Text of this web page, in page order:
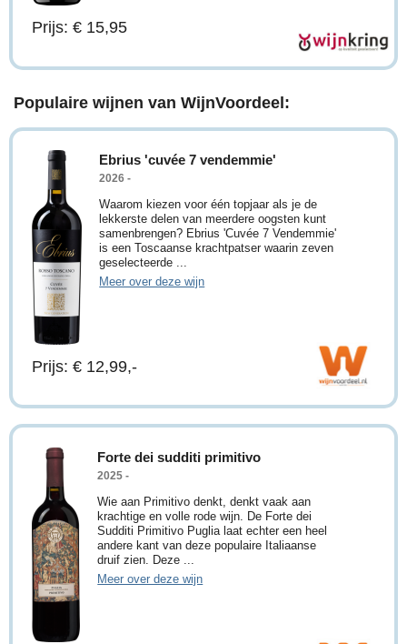
Prijs: € 15,95
Populaire wijnen van WijnVoordeel:
Ebrius 'cuvée 7 vendemmie'
2026 -
Waarom kiezen voor één topjaar als je de
lekkerste delen van meerdere oogsten kunt
samenbrengen? Ebrius 'Cuvée 7 Vendemmie'
is een Toscaanse krachtpatser waarin zeven
geselecteerde ...
Meer over deze wijn
Prijs: € 12,99,-
Forte dei sudditi primitivo
2025 -
Wie aan Primitivo denkt, denkt vaak aan
krachtige en volle rode wijn. De Forte dei
Sudditi Primitivo Puglia laat echter een heel
andere kant van deze populaire Italiaanse
druif zien. Deze ...
Meer over deze wijn